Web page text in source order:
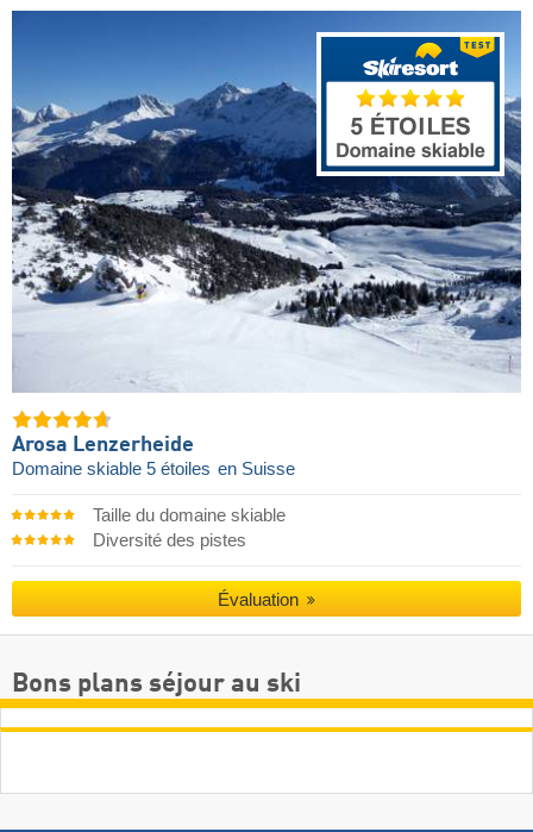
Arosa Lenzerheide
Domaine skiable 5 étoiles en Suisse
Taille du domaine skiable
Diversité des pistes
Évaluation
Bons plans séjour au ski